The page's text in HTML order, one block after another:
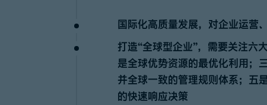
国际化高质量发展，对企业运营
打造“全球型企业”，需要关注六
是全球优势资源的最优化利用；
并全球一致的管理规则体系；五
的快速响应决策